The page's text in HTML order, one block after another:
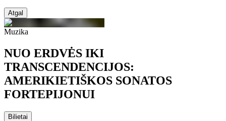
Atgal
Muzika
NUO ERDVĖS IKI
TRANSCENDENCIJOS:
AMERIKIETIŠKOS SONATOS
FORTEPIJONUI
Bilietai